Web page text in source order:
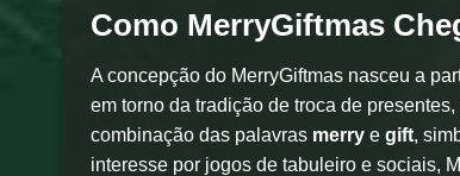
Como MerryGiftmas
A concepção do MerryGiftmas nasceu a
em torno da tradição de troca de
combinação das palavras merry e gift,
interesse por jogos de tabuleiro e sociais,